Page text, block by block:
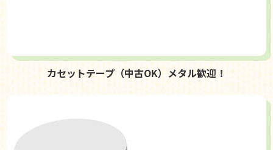
カセットテープ（中古OK）メタル歓迎！